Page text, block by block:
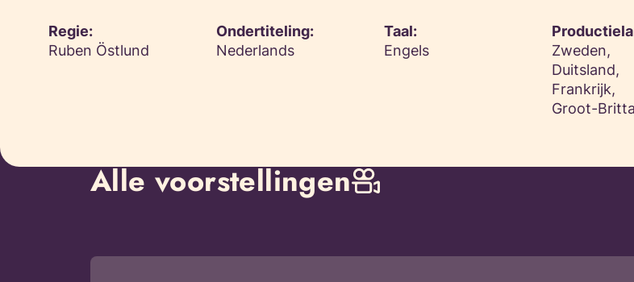
Regie:
Ruben Östlund
Ondertiteling:
Nederlands
Taal:
Engels
Zweden,
Duitsland,
Frankrijk,
Groot-
Alle voorstellingen